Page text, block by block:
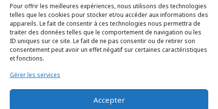
Pour offrir les meilleures expériences, nous utilisons des technologies
telles que les cookies pour stocker et/ou accéder aux informations des
appareils. Le fait de consentir à ces technologies nous permettra de
traiter des données telles que le comportement de navigation ou les
ID uniques sur ce site. Le fait de ne pas consentir ou de retirer son
consentement peut avoir un effet négatif sur certaines caractéristiques
et fonctions.
Gérer les services
Accepter
FOND CONIQUE
JAUGE DE NIVEAU 4 PIEDS
INOX 316L
TROU D’HOMME Ø 400 MM
ANNEAU DE LEVAGE
ENCOMBREMENT 1800 X 1800 X 3000 MM
DISPONIBLES